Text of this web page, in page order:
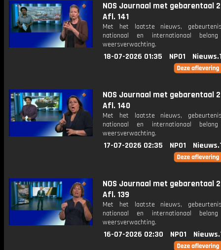
NOS Journaal met gebarentaal
Afl. 141
Met het laatste nieuws,
nationaal en internationaal
weersverwachting.
18-07-2026 01:35 NPO1
NOS Journaal met gebarentaal
Afl. 140
Met het laatste nieuws,
nationaal en internationaal
weersverwachting.
17-07-2026 02:35 NPO1
NOS Journaal met gebarentaal
Afl. 139
Met het laatste nieuws,
nationaal en internationaal
weersverwachting.
16-07-2026 02:30 NPO1